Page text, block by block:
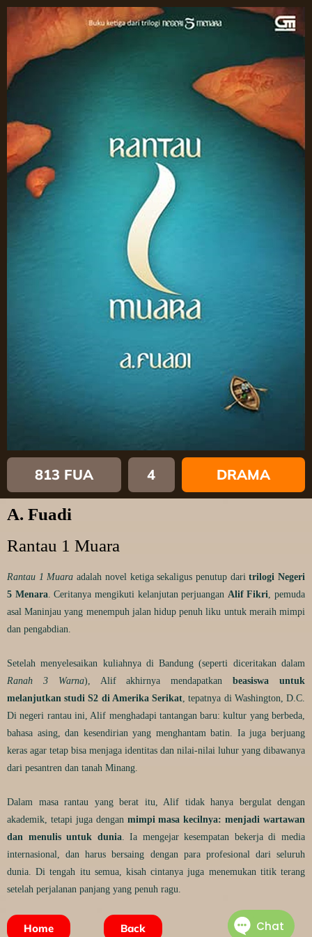
813 FUA 4 DRAMA
A. Fuadi
Rantau 1 Muara
Rantau 1 Muara adalah novel ketiga sekaligus penutup daritrilogi Negeri
5 Menara. Ceritanya mengikuti kelanjutan perjuangan Alif Fikri, pemuda
asal Maninjau yang menempuh jalan hidup penuh liku untuk meraih mimpi
dan pengabdian.
Setelah menyelesaikan kuliahnya di Bandung (seperti diceritakan dalam
Ranah 3 Warna), Alif akhirnya mendapatkanbeasiswa untuk
melanjutkan studi S2 di Amerika Serikat, tepatnya di Washington, D.C.
Di negeri rantau ini, Alif menghadapi tantangan baru: kultur yang berbeda,
bahasa asing, dan kesendirian yang menghantam batin. Ia juga berjuang
keras agar tetap bisa menjaga identitas dan nilai-nilai luhur yang dibawanya
dari pesantren dan tanah Minang.
Dalam masa rantau yang berat itu, Alif tidak hanya bergulat dengan
akademik, tetapi juga dengan mimpi masa kecilnya: menjadi wartawan
dan menulis untuk dunia. Ia mengejar kesempatan bekerja di media
internasional, dan harus bersaing dengan para profesional dari seluruh
dunia. Di tengah itu semua, kisah cintanya juga menemukan titik terang
setelah perjalanan panjang yang penuh ragu.
Home Back